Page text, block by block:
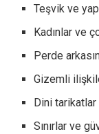
Teşvik ve
Kadınlar ve
Perde
Gizemli
Dini
Sınırlar ve